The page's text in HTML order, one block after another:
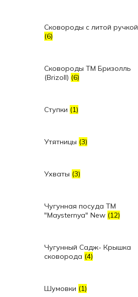
Сковороды с литой ручкой
(6)
Сковороды ТМ Бризолль
(Brizoll) (6)
Ступки (1)
Утятницы (3)
Ухваты (3)
Чугунная посуда TM
"Maysternya" New (12)
Чугунный Садж- Крышка
сковорода (4)
Шумовки (1)